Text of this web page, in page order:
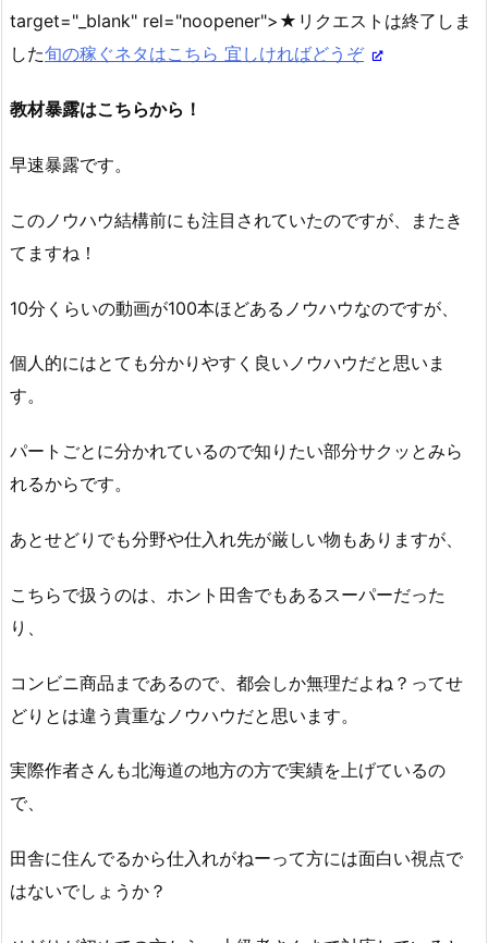
target="_blank" rel="noopener">★リクエストは終了しま
した旬の稼ぐネタはこちら 宜しければどうぞ
教材暴露はこちらから！
早速暴露です。
このノウハウ結構前にも注目されていたのですが、またき
てますね！
10分くらいの動画が100本ほどあるノウハウなのですが、
個人的にはとても分かりやすく良いノウハウだと思いま
す。
パートごとに分かれているので知りたい部分サクッとみら
れるからです。
あとせどりでも分野や仕入れ先が厳しい物もありますが、
こちらで扱うのは、ホント田舎でもあるスーパーだった
り、
コンビニ商品まであるので、都会しか無理だよね？ってせ
どりとは違う貴重なノウハウだと思います。
実際作者さんも北海道の地方の方で実績を上げているの
で、
田舎に住んでるから仕入れがねーって方には面白い視点で
はないでしょうか？